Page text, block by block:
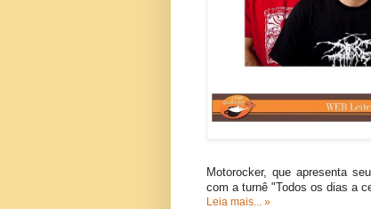
Motorocker, que apresenta
com a turnê "Todos os dias a
Leia mais... »